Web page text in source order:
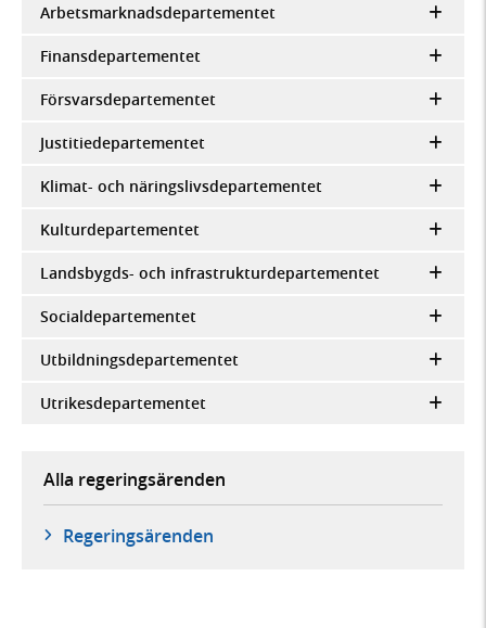
Arbetsmarknadsdepartementet
Finansdepartementet
Försvarsdepartementet
Justitiedepartementet
Klimat- och näringslivsdepartementet
Kulturdepartementet
Landsbygds- och infrastrukturdepartementet
Socialdepartementet
Utbildningsdepartementet
Utrikesdepartementet
Alla regeringsärenden
Regeringsärenden